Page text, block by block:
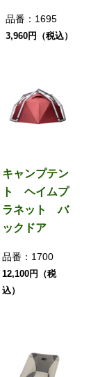
品番： 1695
3,960円（税込）
キャンプテン
ト ヘイムプ
ラネット バ
ックドア
品番： 1700
12,100円（税
込）